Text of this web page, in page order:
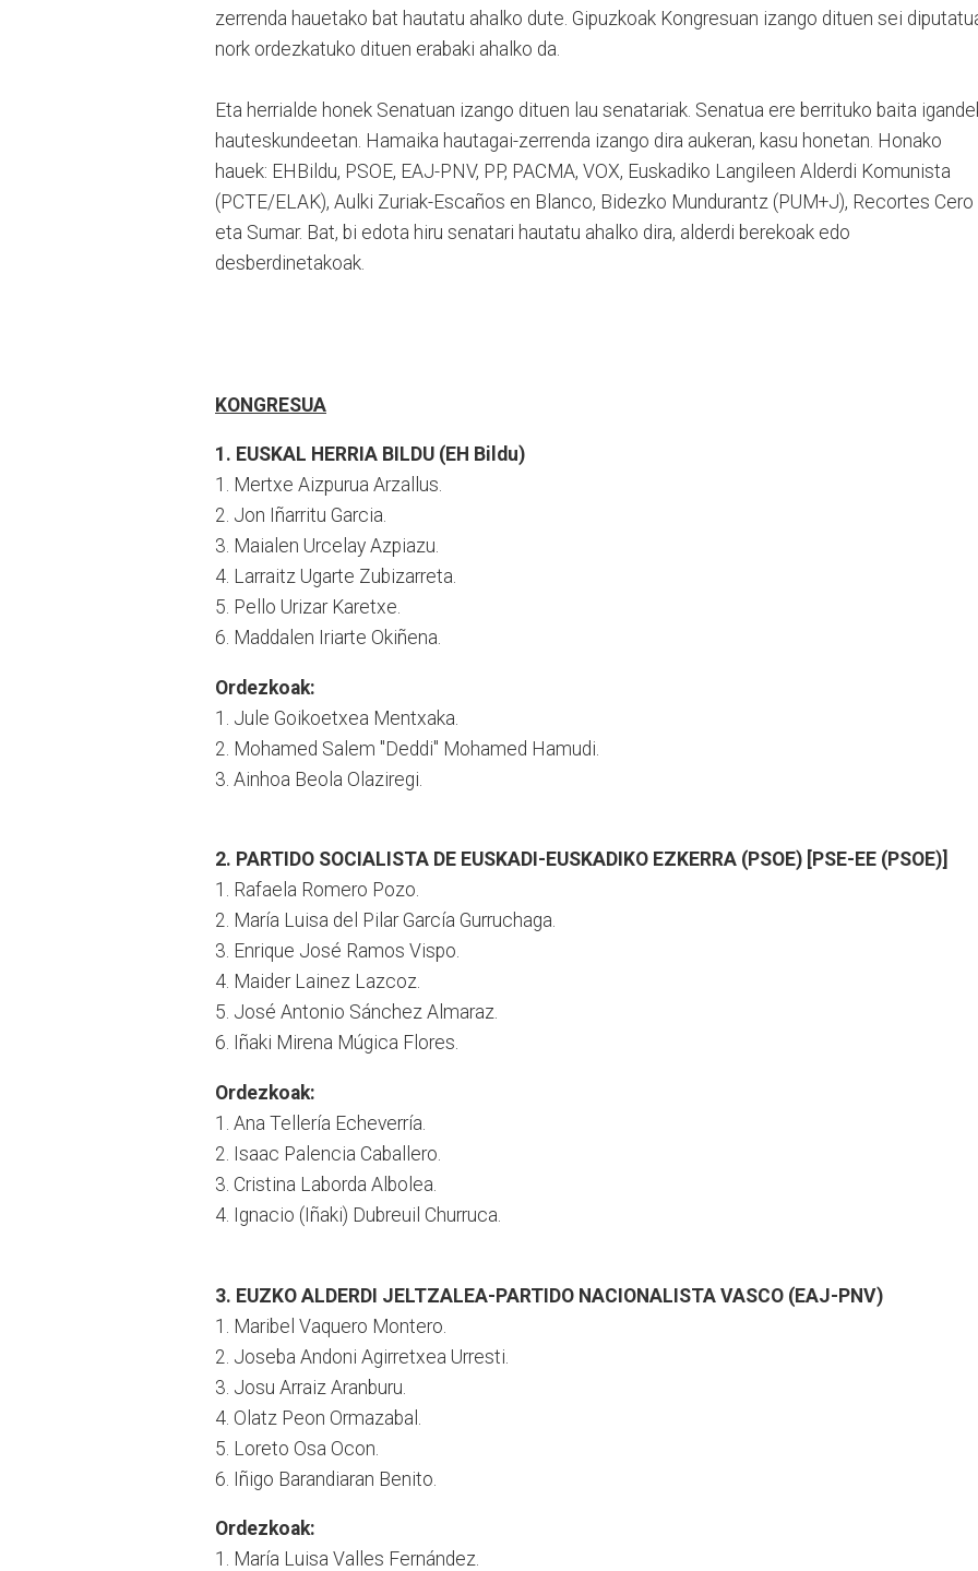
zerrenda hauetako bat hautatu ahalko dute. Gipuzkoak Kongresuan izango dituen sei
nork ordezkatuko dituen erabaki ahalko da.
Eta herrialde honek Senatuan izango dituen lau senatariak. Senatua ere berrituko baita
hauteskundeetan. Hamaika hautagai-zerrenda izango dira aukeran, kasu honetan. Honako
hauek: EHBildu, PSOE, EAJ-PNV, PP, PACMA, VOX, Euskadiko Langileen Alderdi Komunista
(PCTE/ELAK), Aulki Zuriak-Escaños en Blanco, Bidezko Mundurantz (PUM+J), Recortes Cero
eta Sumar. Bat, bi edota hiru senatari hautatu ahalko dira, alderdi berekoak edo
desberdinetakoak.
KONGRESUA
1. EUSKAL HERRIA BILDU (EH Bildu)
1. Mertxe Aizpurua Arzallus.
2. Jon Iñarritu Garcia.
3. Maialen Urcelay Azpiazu.
4. Larraitz Ugarte Zubizarreta.
5. Pello Urizar Karetxe.
6. Maddalen Iriarte Okiñena.
Ordezkoak:
1. Jule Goikoetxea Mentxaka.
2. Mohamed Salem "Deddi" Mohamed Hamudi.
3. Ainhoa Beola Olaziregi.
2. PARTIDO SOCIALISTA DE EUSKADI-EUSKADIKO EZKERRA (PSOE) [PSE-EE (PSOE)]
1. Rafaela Romero Pozo.
2. María Luisa del Pilar García Gurruchaga.
3. Enrique José Ramos Vispo.
4. Maider Lainez Lazcoz.
5. José Antonio Sánchez Almaraz.
6. Iñaki Mirena Múgica Flores.
Ordezkoak:
1. Ana Tellería Echeverría.
2. Isaac Palencia Caballero.
3. Cristina Laborda Albolea.
4. Ignacio (Iñaki) Dubreuil Churruca.
3. EUZKO ALDERDI JELTZALEA-PARTIDO NACIONALISTA VASCO (EAJ-PNV)
1. Maribel Vaquero Montero.
2. Joseba Andoni Agirretxea Urresti.
3. Josu Arraiz Aranburu.
4. Olatz Peon Ormazabal.
5. Loreto Osa Ocon.
6. Iñigo Barandiaran Benito.
Ordezkoak:
1. María Luisa Valles Fernández.